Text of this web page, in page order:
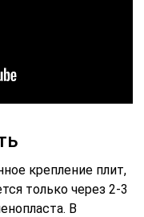
крепление плит,
только через 2-3
В